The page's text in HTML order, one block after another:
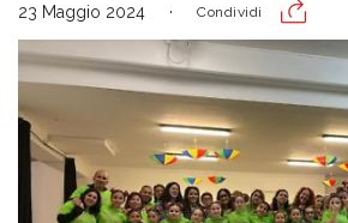
23 Maggio 2024 Condividi